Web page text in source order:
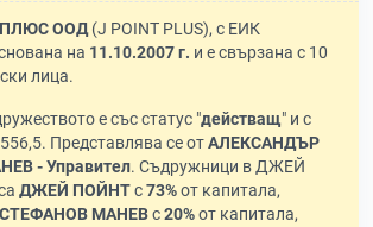
ООД(J POINT PLUS), с ЕИК
на 11.10.2007 г. и е свързана с 10
лица.
е със статус "действащ" и с
Представлява се отАЛЕКСАНДЪР
- Управител. Съдружници в ДЖЕЙ
ДЖЕЙ ПОЙНТс73%от капитала,
МАНЕВс20%от капитала,